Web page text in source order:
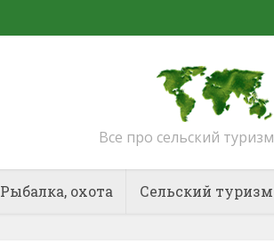
Все про сельский туризм
Рыбалка, охота Сельский туризм